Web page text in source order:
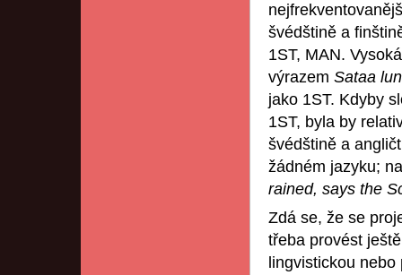
švédštině a
1ST, MAN.
výrazem Sataa
jako 1ST. Kdyby
1ST, byla by
švédštině a
žádném jazyku;
rained, says the
Zdá se, že se
třeba provést
lingvistickou